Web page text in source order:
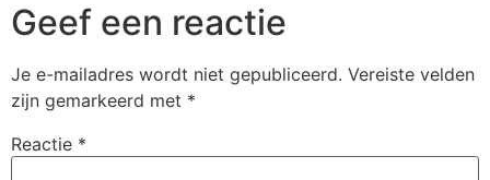
Geef een reactie
Je e-mailadres wordt niet gepubliceerd. Vereiste velden
zijn gemarkeerd met *
Reactie *